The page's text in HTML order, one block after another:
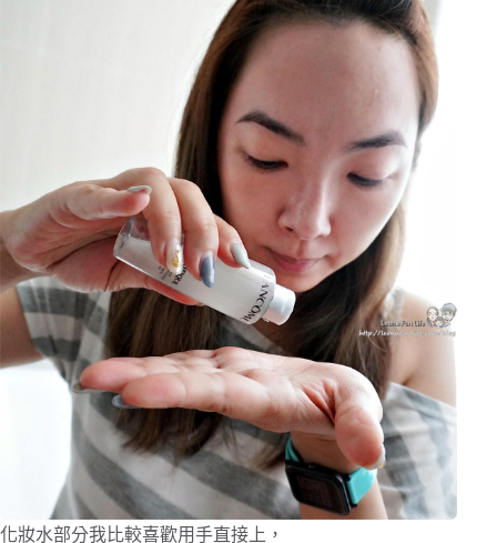
化妝水部分我比較喜歡用手直接上，